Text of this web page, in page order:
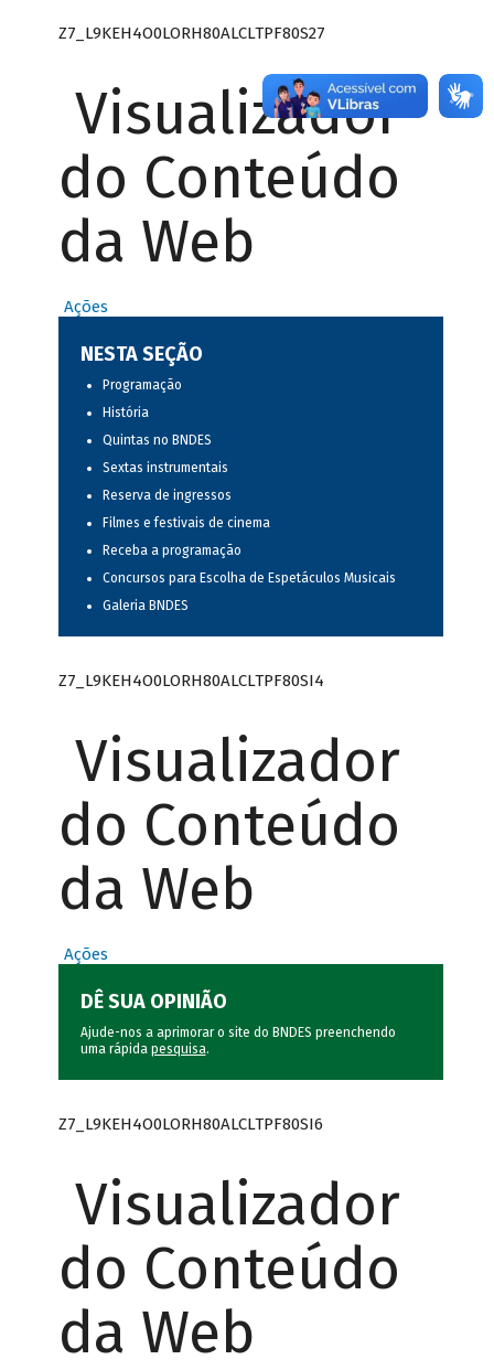
Z7_L9KEH4O0LORH80ALCLTPF80S27
Visualizador
do Conteúdo
da Web
Ações
NESTA SEÇÃO
Programação
História
Quintas no BNDES
Sextas instrumentais
Reserva de ingressos
Filmes e festivais de cinema
Receba a programação
Concursos para Escolha de Espetáculos Musicais
Galeria BNDES
Z7_L9KEH4O0LORH80ALCLTPF80SI4
Visualizador
do Conteúdo
da Web
Ações
DÊ SUA OPINIÃO
Ajude-nos a aprimorar o site do BNDES preenchendo
uma rápida pesquisa.
Z7_L9KEH4O0LORH80ALCLTPF80SI6
Visualizador
do Conteúdo
da Web